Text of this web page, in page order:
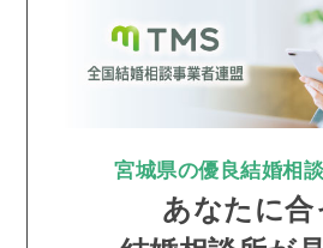
宮城県の優良結婚相
あなたに合